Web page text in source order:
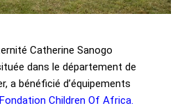
Catherine Sanogo
dans le département de
a bénéficié d’équipements
Children Of Africa.